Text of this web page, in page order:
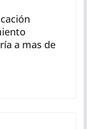
a mas de